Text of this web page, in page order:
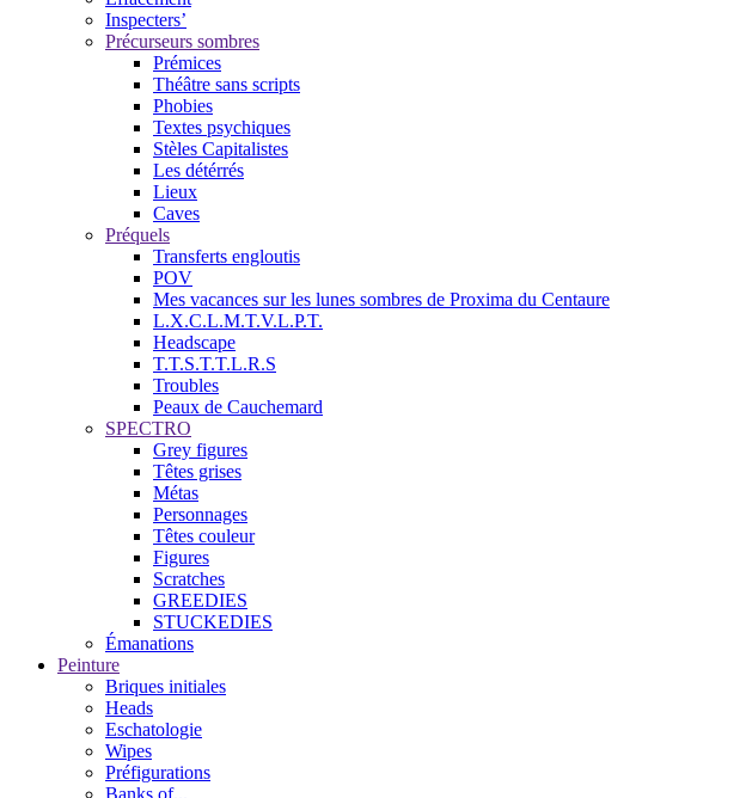
Inspecters’
Précurseurs sombres
Prémices
Théâtre sans scripts
Phobies
Textes psychiques
Stèles Capitalistes
Les détérrés
Lieux
Caves
Préquels
Transferts engloutis
POV
Mes vacances sur les lunes sombres de Proxima du Centaure
L.X.C.L.M.T.V.L.P.T.
Headscape
T.T.S.T.T.L.R.S
Troubles
Peaux de Cauchemard
SPECTRO
Grey figures
Têtes grises
Métas
Personnages
Têtes couleur
Figures
Scratches
GREEDIES
STUCKEDIES
Émanations
Peinture
Briques initiales
Heads
Eschatologie
Wipes
Préfigurations
Banks of...